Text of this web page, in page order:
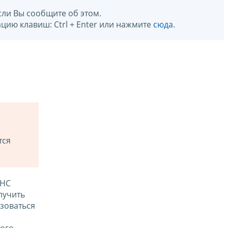
Вы сообщите об этом.
клавиш: Ctrl + Enter или нажмите сюда.